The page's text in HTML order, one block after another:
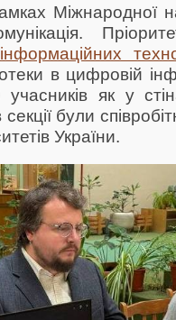
Міжнародної
в цифровій
як у
були
України.